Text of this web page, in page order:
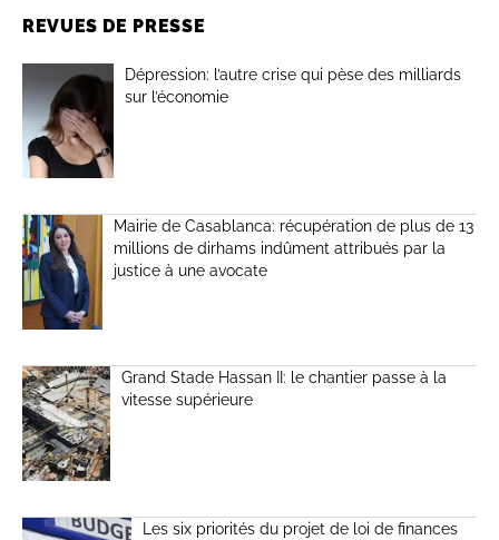
REVUES DE PRESSE
Dépression: l’autre crise qui pèse des milliards
sur l’économie
Mairie de Casablanca: récupération de plus de 13
millions de dirhams indûment attribués par la
justice à une avocate
Grand Stade Hassan II: le chantier passe à la
vitesse supérieure
Les six priorités du projet de loi de finances